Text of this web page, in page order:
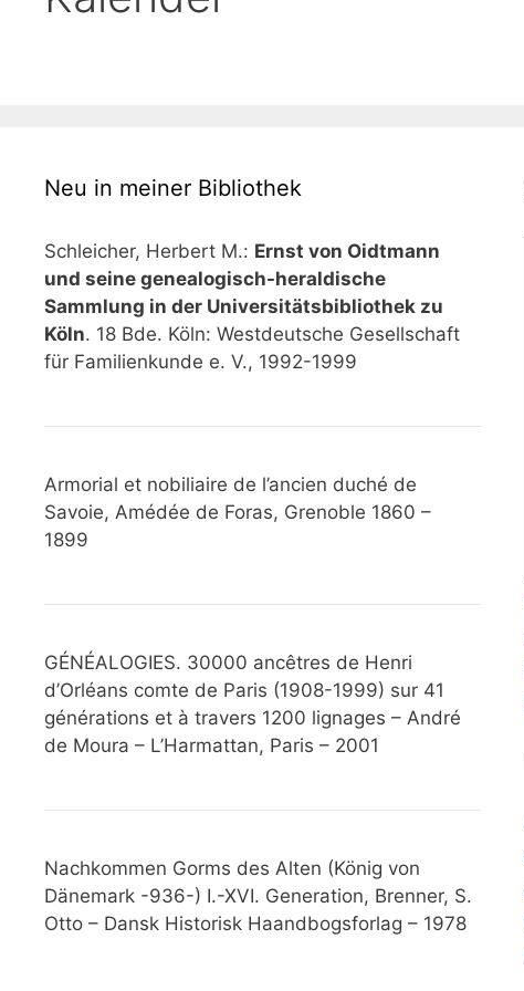
Neu in meiner Bibliothek
Schleicher, Herbert M.: Ernst von Oidtmann
und seine genealogisch-heraldische
Sammlung in der Universitätsbibliothek zu
Köln. 18 Bde. Köln: Westdeutsche Gesellschaft
für Familienkunde e. V., 1992-1999
Armorial et nobiliaire de l’ancien duché de
Savoie, Amédée de Foras, Grenoble 1860 –
1899
GÉNÉALOGIES. 30000 ancêtres de Henri
d’Orléans comte de Paris (1908-1999) sur 41
générations et à travers 1200 lignages – André
de Moura – L’Harmattan, Paris – 2001
Nachkommen Gorms des Alten (König von
Dänemark -936-) I.-XVI. Generation, Brenner, S.
Otto – Dansk Historisk Haandbogsforlag – 1978